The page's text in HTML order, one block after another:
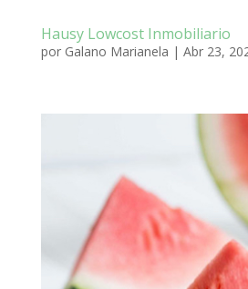
Hausy Lowcost Inmobiliario
por Galano Marianela | Abr 23,